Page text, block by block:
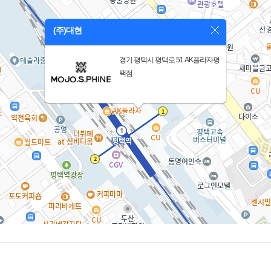
(주)대현
경기 평택시 평택로 51 AK플라자평
택점